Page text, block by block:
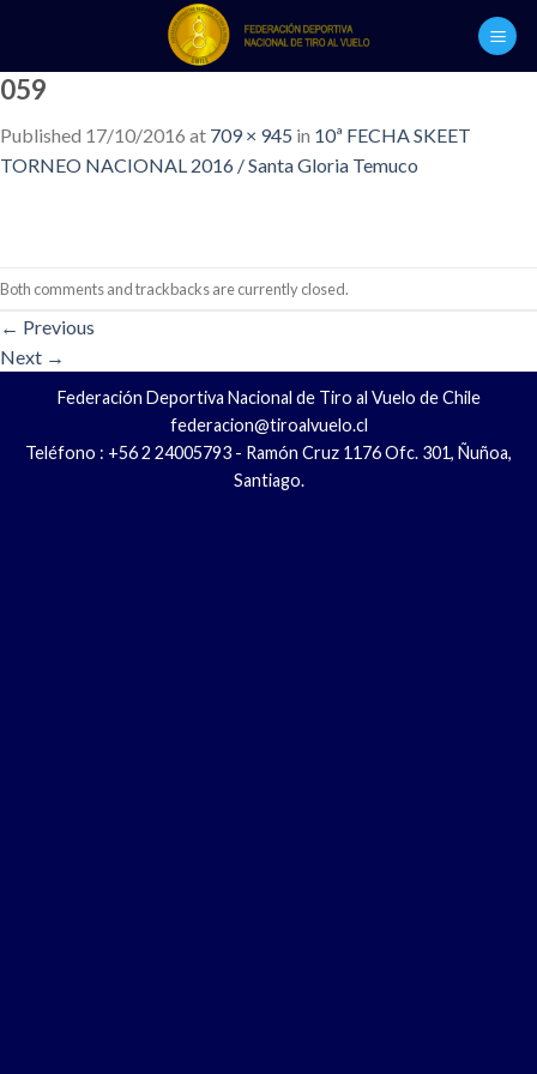
content
059
Published 17/10/2016 at 709 × 945 in 10ª FECHA SKEET
TORNEO NACIONAL 2016 / Santa Gloria Temuco
Both comments and trackbacks are currently closed.
← Previous
Next →
Federación Deportiva Nacional de Tiro al Vuelo de Chile
federacion@tiroalvuelo.cl
Teléfono : +56 2 24005793 - Ramón Cruz 1176 Ofc. 301, Ñuñoa,
Santiago.